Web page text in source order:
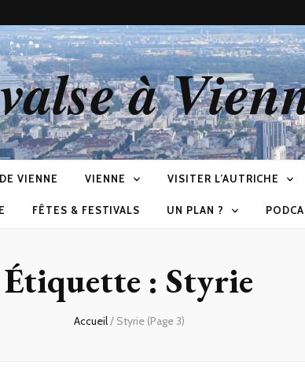
à
VIENNE VIENNE VISITER L’AUTRICHE
FÊTES & FESTIVALS UN PLAN ?
Étiquette : Styrie
Accueil/ Styrie(Page 3)